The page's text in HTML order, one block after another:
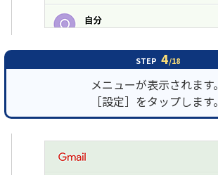
STEP 4/18
メニューが表示されます。
［設定］をタップします。